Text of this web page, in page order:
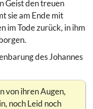
Geist den treuen
sie am Ende mit
im Tode zurück, in ihm
des Johannes
von ihren Augen,
noch Leid noch